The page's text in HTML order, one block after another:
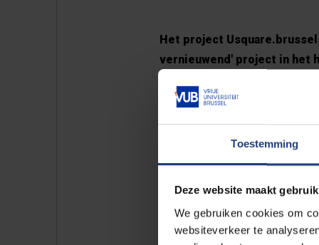
Toestemming
Deze website maakt
We gebruiken cookies om
websiteverkeer te
Het project
vernieuwend' project in het
rijkswachtkazernes aan de
en de Franstaligen hebben
Lees hier het volledige